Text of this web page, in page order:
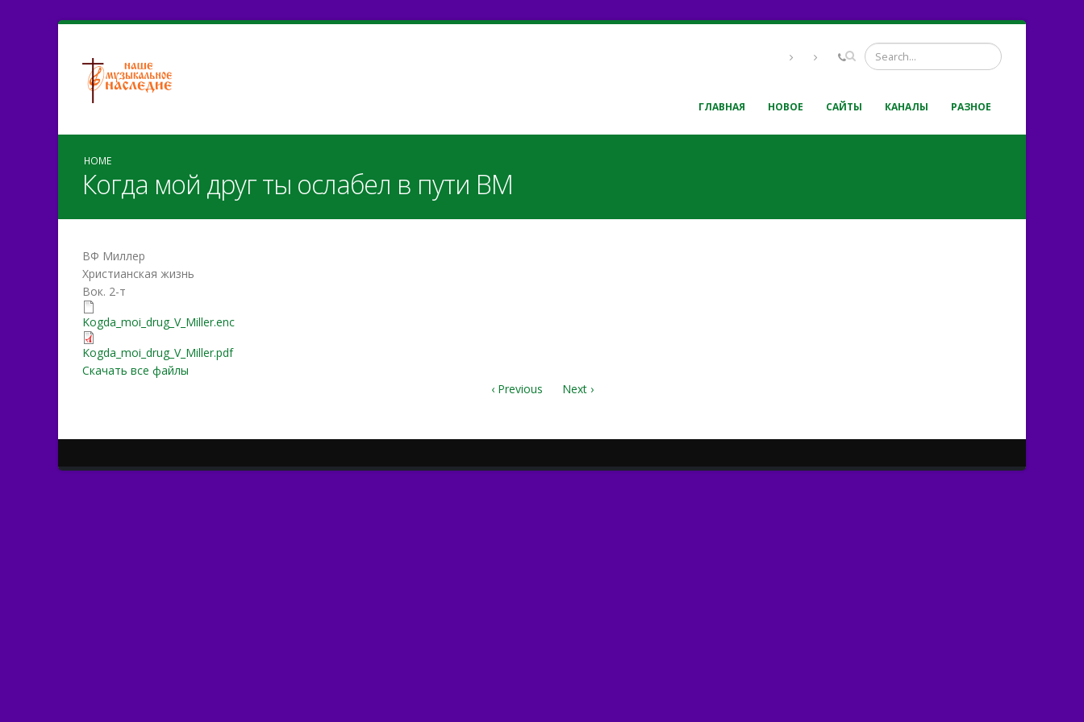
ГЛАВНАЯ НОВОЕ САЙТЫ КАНАЛЫ РАЗНОЕ
HOME
Когда мой друг ты ослабел в пути ВМ
ВФ Миллер
Христианская жизнь
Вок. 2-т
Kogda_moi_drug_V_Miller.enc
Kogda_moi_drug_V_Miller.enc
Kogda_moi_drug_V_Miller.pdf
Kogda_moi_drug_V_Miller.pdf
Скачать все файлы
‹ Previous
Next ›